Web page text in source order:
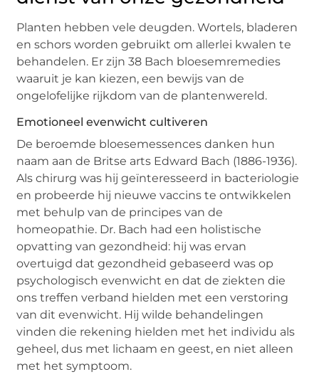
Planten hebben vele deugden. Wortels, bladeren
en schors worden gebruikt om allerlei kwalen te
behandelen. Er zijn 38 Bach bloesemremedies
waaruit je kan kiezen, een bewijs van de
ongelofelijke rijkdom van de plantenwereld.
Emotioneel evenwicht cultiveren
De beroemde bloesemessences danken hun
naam aan de Britse arts Edward Bach (1886-1936).
Als chirurg was hij geïnteresseerd in bacteriologie
en probeerde hij nieuwe vaccins te ontwikkelen
met behulp van de principes van de
homeopathie. Dr. Bach had een holistische
opvatting van gezondheid: hij was ervan
overtuigd dat gezondheid gebaseerd was op
psychologisch evenwicht en dat de ziekten die
ons treffen verband hielden met een verstoring
van dit evenwicht. Hij wilde behandelingen
vinden die rekening hielden met het individu als
geheel, dus met lichaam en geest, en niet alleen
met het symptoom.